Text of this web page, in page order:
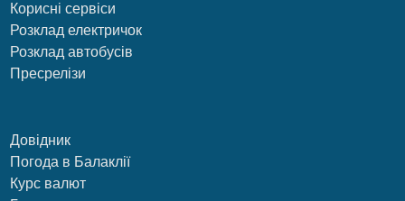
Корисні сервіси
Розклад електричок
Розклад автобусів
Пресрелізи
Довідник
Погода в Балаклії
Курс валют